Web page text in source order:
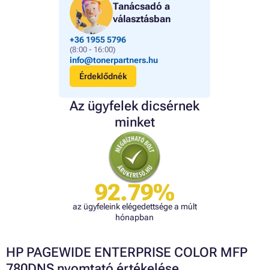
Tanácsadó a
választásban
+36 1955 5796
(8:00 - 16:00)
info@tonerpartners.hu
Érdeklődnék
Az ügyfelek dicsérnek
minket
92.79%
az ügyfeleink elégedettsége a múlt
hónapban
HP PAGEWIDE ENTERPRISE COLOR MFP